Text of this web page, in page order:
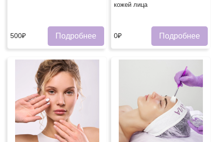
500₽ Подробнее
кожей лица
0₽ Подробнее